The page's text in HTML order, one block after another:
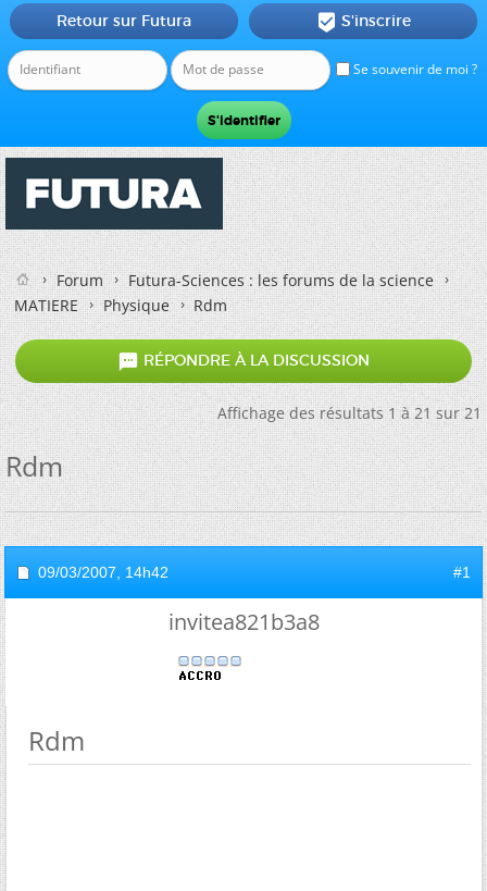
Se souvenir de moi ?
Retour sur Futura  S'inscrire
Forum
Futura-Sciences : les forums de la science
MATIERE
Physique Rdm
 RÉPONDRE À LA DISCUSSION
Affichage des résultats 1 à 21 sur 21
Rdm
09/03/2007, 14h42 #1
invitea821b3a8
Rdm